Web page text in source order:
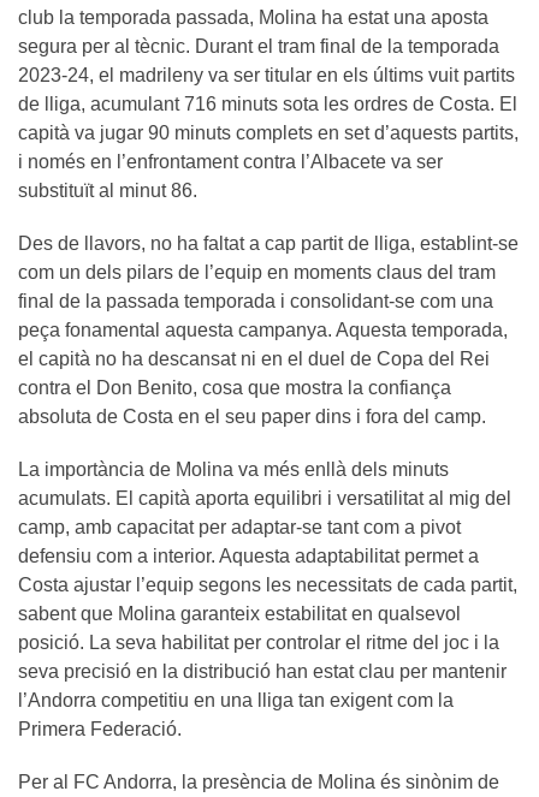
club la temporada passada, Molina ha estat una aposta
segura per al tècnic. Durant el tram final de la temporada
2023-24, el madrileny va ser titular en els últims vuit partits
de lliga, acumulant 716 minuts sota les ordres de Costa. El
capità va jugar 90 minuts complets en set d’aquests partits,
i només en l’enfrontament contra l’Albacete va ser
substituït al minut 86.
Des de llavors, no ha faltat a cap partit de lliga, establint-se
com un dels pilars de l’equip en moments claus del tram
final de la passada temporada i consolidant-se com una
peça fonamental aquesta campanya. Aquesta temporada,
el capità no ha descansat ni en el duel de Copa del Rei
contra el Don Benito, cosa que mostra la confiança
absoluta de Costa en el seu paper dins i fora del camp.
La importància de Molina va més enllà dels minuts
acumulats. El capità aporta equilibri i versatilitat al mig del
camp, amb capacitat per adaptar-se tant com a pivot
defensiu com a interior. Aquesta adaptabilitat permet a
Costa ajustar l’equip segons les necessitats de cada partit,
sabent que Molina garanteix estabilitat en qualsevol
posició. La seva habilitat per controlar el ritme del joc i la
seva precisió en la distribució han estat clau per mantenir
l’Andorra competitiu en una lliga tan exigent com la
Primera Federació.
Per al FC Andorra, la presència de Molina és sinònim de